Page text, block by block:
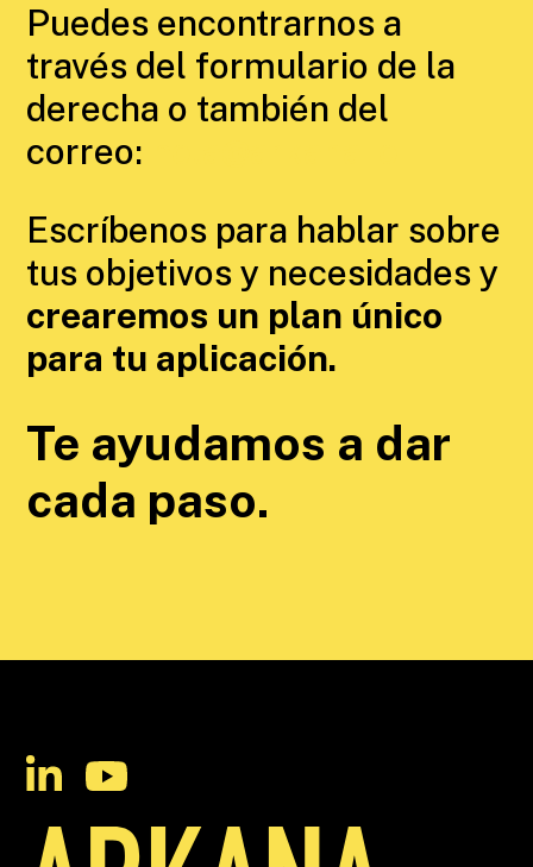
Puedes encontrarnos a
través del formulario de la
derecha o también del
correo:
Escríbenos para hablar sobre
tus objetivos y necesidades y
crearemos un plan único
para tu aplicación.
Te ayudamos a dar
cada paso.